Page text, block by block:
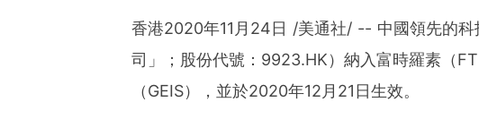
marketers, corporate
verage to engage key audiences.
stribution industry since 1954, PR
t across traditional, digital, mobile
香港2020年11月24日 /美通社/ -- 中國領先的
司」；股份代號：9923.HK）納入富時羅素（
（GEIS），並於2020年12月21日生效。